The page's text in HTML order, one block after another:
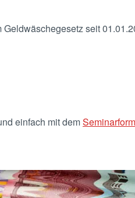
seit
einfach mit dem